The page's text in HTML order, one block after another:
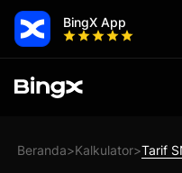
BingX App
Beranda>Kalkulator>Tarif